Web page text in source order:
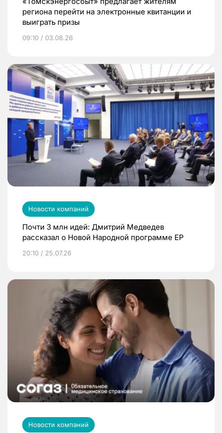
региона перейти на электронные квитанции и
выиграть призы
09:10 / 03.08.26
Новости компаний
Почти 3 млн идей: Дмитрий Медведев
рассказал о Новой Народной программе ЕР
20:10 / 25.07.26
Новости компаний